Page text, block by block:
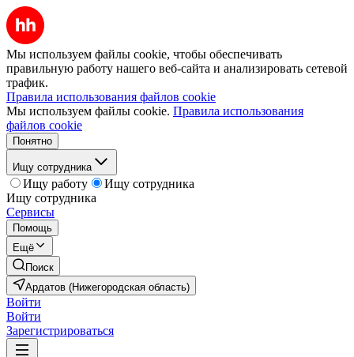
Мы используем файлы cookie, чтобы обеспечивать
правильную работу нашего веб-сайта и анализировать сетевой
трафик.
Правила использования файлов cookie
Мы используем файлы cookie. Правила использования
файлов cookie
Понятно
Ищу сотрудника
Ищу работу
Ищу сотрудника
Ищу сотрудника
Сервисы
Помощь
Ещё
Поиск
Ардатов (Нижегородская область)
Войти
Войти
Зарегистрироваться